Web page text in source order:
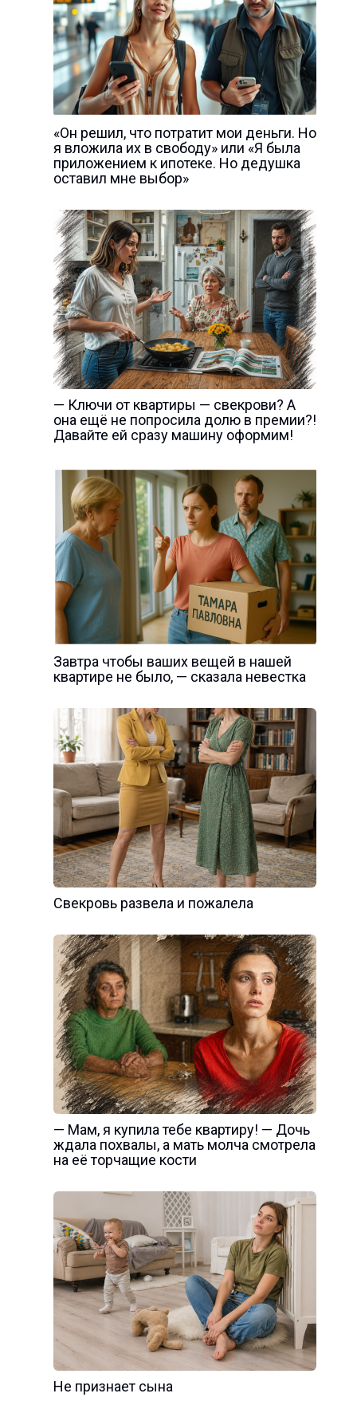
«Он решил, что потратит мои деньги. Но
я вложила их в свободу» или «Я была
приложением к ипотеке. Но дедушка
оставил мне выбор»
— Ключи от квартиры — свекрови? А
она ещё не попросила долю в премии?!
Давайте ей сразу машину оформим!
Завтра чтобы ваших вещей в нашей
квартире не было, — сказала невестка
Свекровь развела и пожалела
— Мам, я купила тебе квартиру! — Дочь
ждала похвалы, а мать молча смотрела
на её торчащие кости
Не признает сына